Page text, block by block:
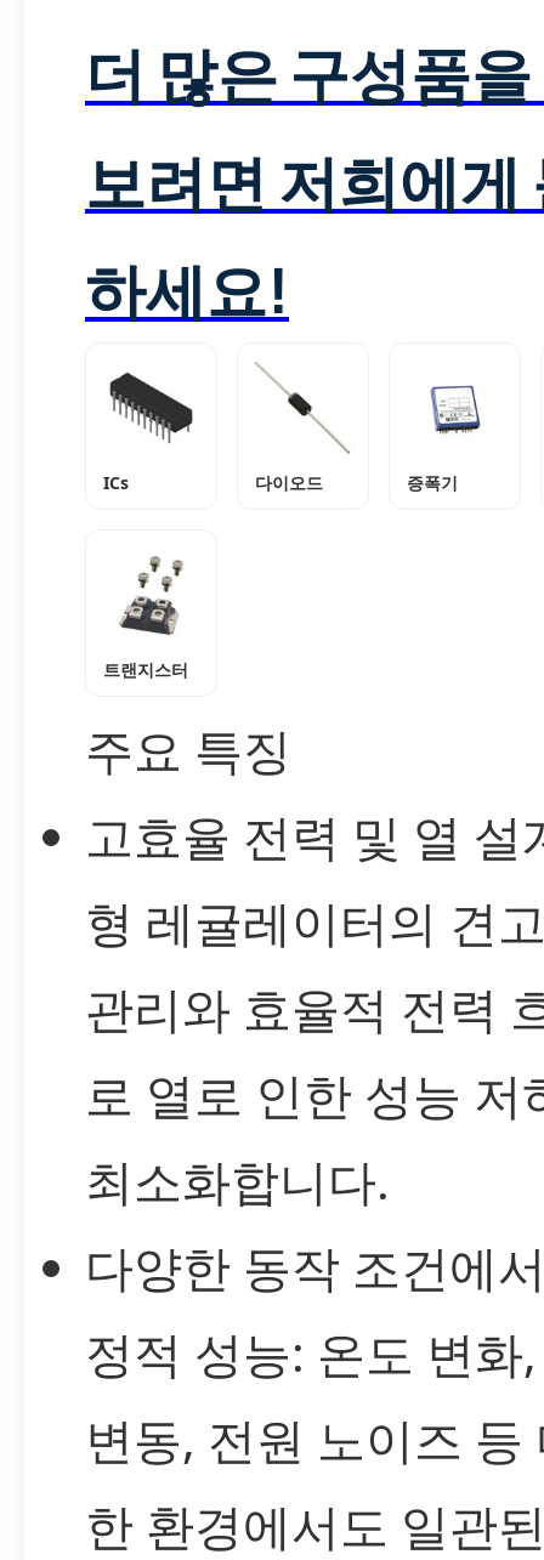
더 많은 구성품
보려면 저희에게
하세요!
ICs 다이오드 증폭기
트랜지스터
주요 특징
고효율 전력 및 열 설
형 레귤레이터의 견
관리와 효율적 전력
로 열로 인한 성능 저
최소화합니다.
다양한 동작 조건에
정적 성능: 온도 변화
변동, 전원 노이즈 등
한 환경에서도 일관